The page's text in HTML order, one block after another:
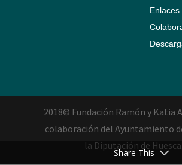
Enlaces
2018© Fundación Ramón y Katia
colaboración del Ayuntamiento
la Diputación de Huesca.
Share This